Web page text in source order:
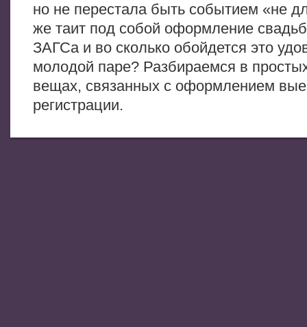
но не перестала быть событием «не
же таит под собой оформление
ЗАГСа и во сколько обойдется это
молодой паре? Разбираемся в
вещах, связанных с оформлением
регистрации.